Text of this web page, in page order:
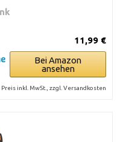
11,99 €
Bei Amazon
ansehen
Preis inkl. MwSt., zzgl. Versandkosten